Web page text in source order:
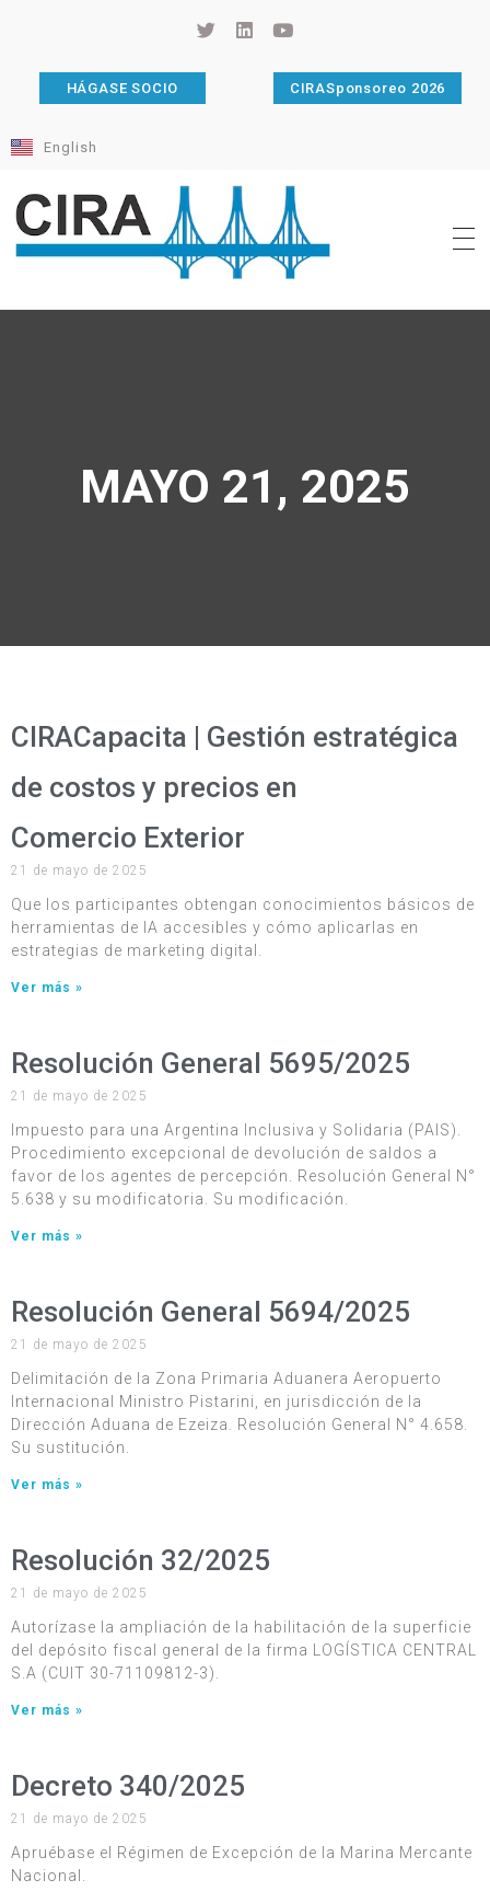
HÁGASE SOCIO CIRASponsoreo 2026
English
MAYO 21, 2025
CIRACapacita | Gestión estratégica
de costos y precios en
Comercio Exterior
21 de mayo de 2025
Que los participantes obtengan conocimientos básicos de
herramientas de IA accesibles y cómo aplicarlas en
estrategias de marketing digital.
Ver más »
Resolución General 5695/2025
21 de mayo de 2025
Impuesto para una Argentina Inclusiva y Solidaria (PAIS).
Procedimiento excepcional de devolución de saldos a
favor de los agentes de percepción. Resolución General N°
5.638 y su modificatoria. Su modificación.
Ver más »
Resolución General 5694/2025
21 de mayo de 2025
Delimitación de la Zona Primaria Aduanera Aeropuerto
Internacional Ministro Pistarini, en jurisdicción de la
Dirección Aduana de Ezeiza. Resolución General N° 4.658.
Su sustitución.
Ver más »
Resolución 32/2025
21 de mayo de 2025
Autorízase la ampliación de la habilitación de la superficie
del depósito fiscal general de la firma LOGÍSTICA CENTRAL
S.A (CUIT 30-71109812-3).
Ver más »
Decreto 340/2025
21 de mayo de 2025
Apruébase el Régimen de Excepción de la Marina Mercante
Nacional.